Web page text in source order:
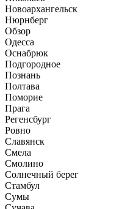
Новоархангельск
Нюрнберг
Обзор
Одесса
Оснабрюк
Подгородное
Познань
Полтава
Поморие
Прага
Регенсбург
Ровно
Славянск
Смела
Смолино
Солнечный берег
Стамбул
Сумы